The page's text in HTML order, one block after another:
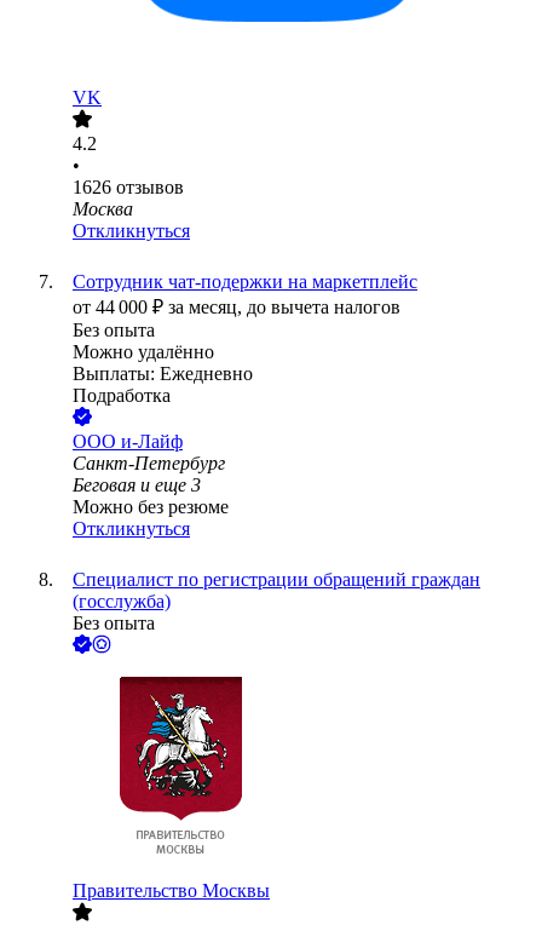
VK
4.2
•
1626 отзывов
Москва
Откликнуться
Сотрудник чат-подержки на маркетплейс
от 44 000 ₽ за месяц, до вычета налогов
Без опыта
Можно удалённо
Выплаты: Ежедневно
Подработка
ООО и-Лайф
Санкт-Петербург
Беговая и еще 3
Можно без резюме
Откликнуться
Специалист по регистрации обращений граждан
(госслужба)
Без опыта
Правительство Москвы